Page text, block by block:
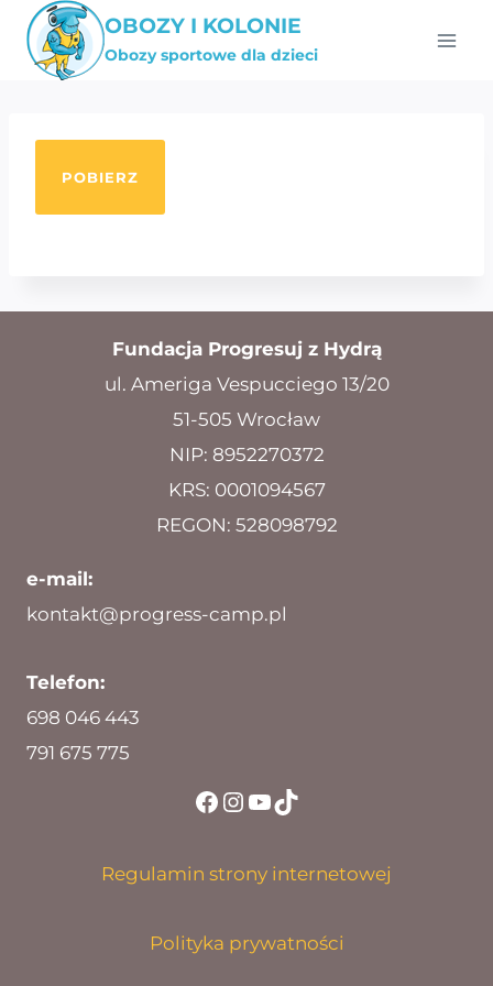
Przejdź
OBOZY I KOLONIE
Obozy sportowe dla dzieci
POBIERZ
Fundacja Progresuj z Hydrą
ul. Ameriga Vespucciego 13/20
51-505 Wrocław
NIP: 8952270372
KRS: 0001094567
REGON: 528098792
e-mail:
kontakt@progress-camp.pl
Telefon:
698 046 443
791 675 775
Facebook
Instagram
YouTube
TikTok
Regulamin strony internetowej
Polityka prywatności